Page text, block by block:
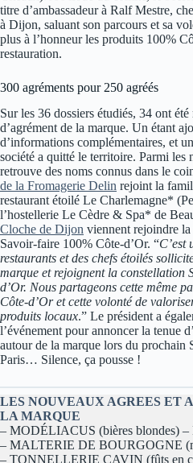
titre d’ambassadeur à Ralf Mestre,
à Dijon, saluant son parcours et sa
plus à l’honneur les produits 100%
restauration.
300 agréments pour 250 agréés
Sur les 36 dossiers étudiés, 34 ont
d’agrément de la marque. Un étant
d’informations complémentaires, et
société a quitté le territoire. Parmi les
retrouve des noms connus dans le
de la Fromagerie Delin rejoint la
restaurant étoilé Le Charlemagne*
l’hostellerie Le Cèdre & Spa* de
Cloche de Dijon viennent rejoindre la
Savoir-faire 100% Côte-d’Or. “C’est
restaurants et des chefs étoilés
marque et rejoignent la constellation
d’Or. Nous partageons cette même
Côte-d’Or et cette volonté de
produits locaux.” Le président a
l’événement pour annoncer la tenue
autour de la marque lors du prochain
Paris… Silence, ça pousse !
LES NOUVEAUX AGREES ET
LA MARQUE
– MODÉLIACUS (bières blondes) –
– MALTERIE DE BOURGOGNE
– TONNELLERIE CAVIN (fûts en